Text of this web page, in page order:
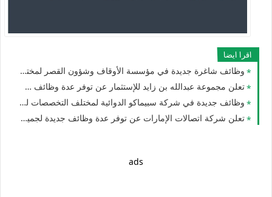
اقرا ايضا
وظائف شاغرة جديدة في مؤسسة الأوقاف وشؤون القصر لمختلف التخصصات للجنسيين بدبي في الامارات
تعلن مجموعة عبدالله بن زايد للإستثمار عن توفر عدة وظائف شاغرة جديدة في مختلف التخصصات للجنسيين في بدبي
وظائف جديدة في شركة سبيماكو الدوائية لمختلف التخصصات للوافدين والمقيمين في الامارات
تعلن شركة اتصالات الإمارات عن توفر عدة وظائف جديدة لجميع الجنسيات
ads